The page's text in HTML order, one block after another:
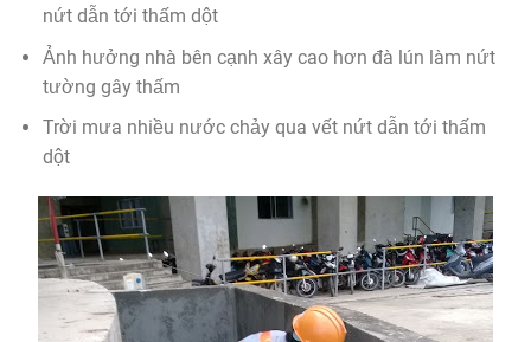
nứt dẫn tới thấm dột
Ảnh hưởng nhà bên cạnh xây cao hơn đà lún làm nứt
tường gây thấm
Trời mưa nhiều nước chảy qua vết nứt dẫn tới thấm
dột